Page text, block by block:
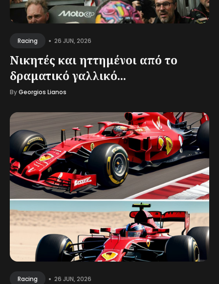
Racing • 26 JUN, 2026
Νικητές και ηττημένοι από το
δραματικό γαλλικό...
ByGeorgios Lianos
Racing • 26 JUN, 2026